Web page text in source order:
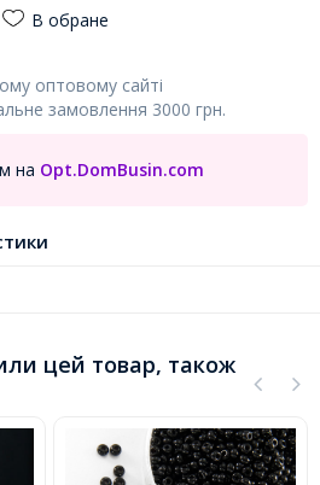
В обране
оптовому сайті
замовлення 3000 грн.
на Opt.DomBusin.com
цей товар, також